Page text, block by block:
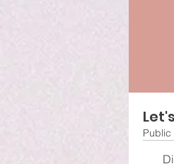
Public